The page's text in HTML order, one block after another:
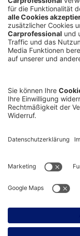
Online Services